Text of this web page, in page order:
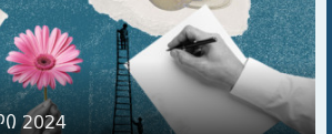
2024